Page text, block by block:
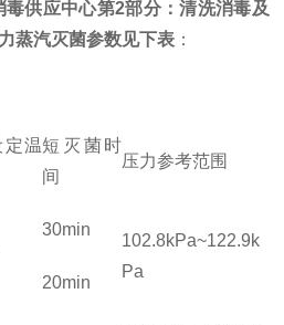
供应中心第2部分：清洗消毒及
蒸汽灭菌参数见下表 ：
定温短灭菌时
间
压力参考范围
30min
102.8kPa~122.9k
Pa
20min